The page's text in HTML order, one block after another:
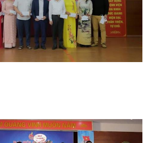
Hoạt động chuyên môn